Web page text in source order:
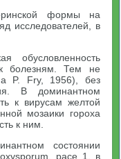
формы на
исследователей, в
обусловленность
к болезням. Тем не
P. Fry, 1956), без
В доминантном
к вирусам желтой
мозаики гороха
к ним.
состоянии
расе 1, в